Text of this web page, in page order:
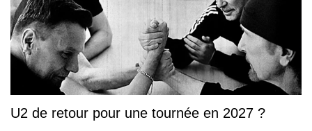
U2 de retour pour une tournée en 2027 ?